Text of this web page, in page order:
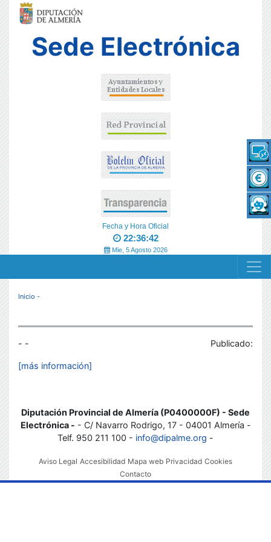
Sede Electrónica
Fecha y Hora Oficial
22:36:42
Mie, 5 Agosto 2026
MENÚ RESPONSIVE
Inicio -
- - Publicado:
[más información]
Diputación Provincial de Almería (P0400000F) - Sede
Electrónica - - C/ Navarro Rodrigo, 17 - 04001 Almería -
Telf. 950 211 100 - info@dipalme.org -
Aviso Legal Accesibilidad Mapa web Privacidad Cookies
Contacto